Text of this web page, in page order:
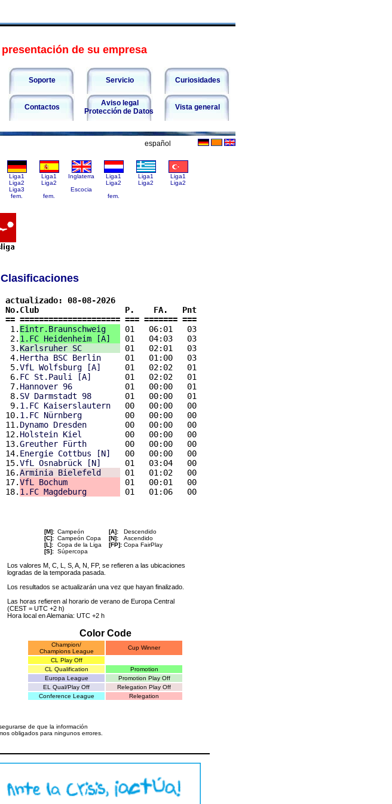
de su empresa
Soporte Servicio Curiosidades
Contactos
Aviso legal
Protección de Datos
Vista general
español
Liga1
Liga2
Liga3
fem.
Liga1
Liga2
fem.
Inglaterra
Escocia
Liga1
Liga2
fem.
Liga1
Liga2
Liga1
Liga2
Clasificaciones
actualizado: 08-08-2026
No.Club                  P.    FA.   Pnt
== ===================== === ======= ===
1. Eintr.Braunschweig
01   06:01   03
  2.
1.FC Heidenheim [A]
01   04:03   03
  3.
Karlsruher SC
01   02:01   03
  4.
Hertha BSC Berlin
01   01:00   03
  5.
VfL Wolfsburg [A]
01   02:02   01
  6.
FC St.Pauli [A]
01   02:02   01
  7.
Hannover 96
01   00:00   01
  8.
SV Darmstadt 98
01   00:00   01
  9.
1.FC Kaiserslautern
00   00:00   00
10. 1.FC Nürnberg
00   00:00   00
11. Dynamo Dresden
00   00:00   00
12. Holstein Kiel
00   00:00   00
13.Greuther Fürth
00   00:00   00
14. Energie Cottbus [N]
00   00:00   00
15.VfL Osnabrück [N]
01   03:04   00
16.Arminia Bielefeld
01   01:02   00
17.VfL Bochum
01   00:01   00
18. 1.FC Magdeburg 01   01:06   00
[M]: Campeón
[C]: Campeón Copa
[L]: Copa de la Liga
[S]: Súpercopa
[A]:
Descendido
[N]:
Ascendido
[FP]: Copa FairPlay
Los valores M, C, L, S, A, N, FP, se refieren a las ubicaciones
logradas de la temporada pasada.
Los resultados se actualizarán una vez que hayan finalizado.
Las horas refieren al horario de verano de Europa Central
(CEST = UTC +2 h)
Hora local en Alemania: UTC +2 h
Color Code
Champion/
Champions League
Cup Winner
CL Play Off
CL Qualification
Promotion
Europa League
Promotion Play Off
EL Qual/Play Off
Relegation Play Off
Conference League
Relegation
de que la información
obligados para ningunos errores.